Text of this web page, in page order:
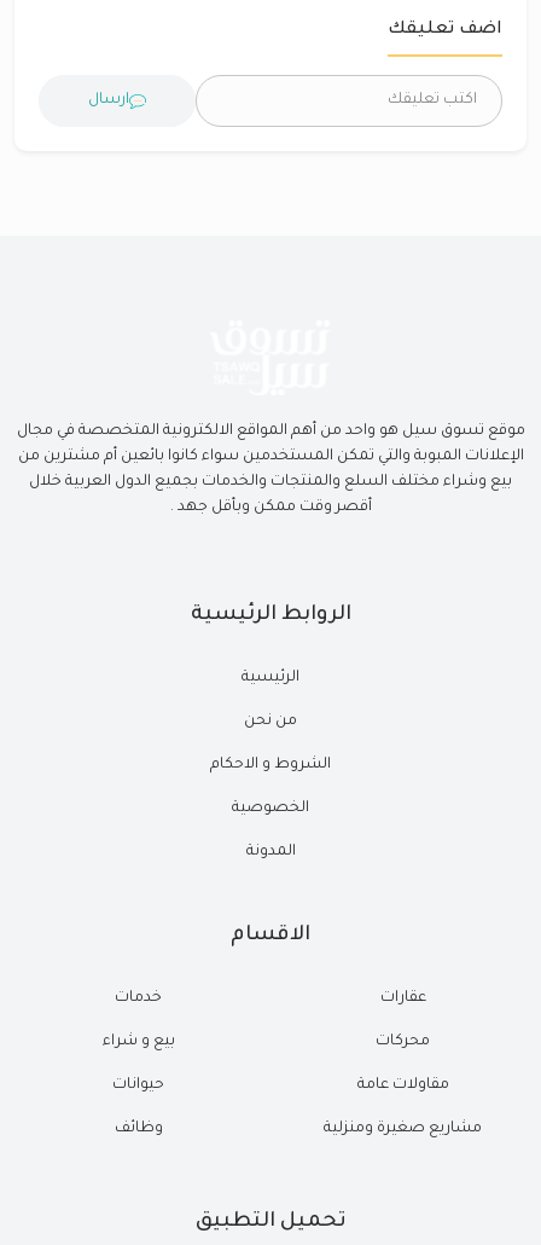
اضف تعليقك
ارسال
موقع تسوق سيل هو واحد من أهم المواقع الالكترونية المتخصصة في مجال
الإعلانات المبوبة والتي تمكن المستخدمين سواء كانوا بائعين أم مشترين من
بيع وشراء مختلف السلع والمنتجات والخدمات بجميع الدول العربية خلال
أقصر وقت ممكن وبأقل جهد .
الروابط الرئيسية
الرئيسية
من نحن
الشروط و الاحكام
الخصوصية
المدونة
الاقسام
عقارات
محركات
مقاولات عامة
مشاريع صغيرة ومنزلية
خدمات
بيع و شراء
حيوانات
وظائف
تحميل التطبيق